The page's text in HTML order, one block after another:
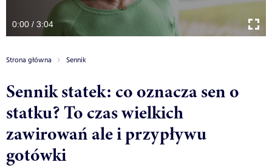
0:00 / 3:04
Strona główna Sennik
Sennik statek: co oznacza sen o
statku? To czas wielkich
zawirowań ale i przypływu
gotówki